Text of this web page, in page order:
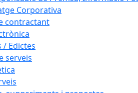
Corporativa
contractant
/ Edictes
serveis